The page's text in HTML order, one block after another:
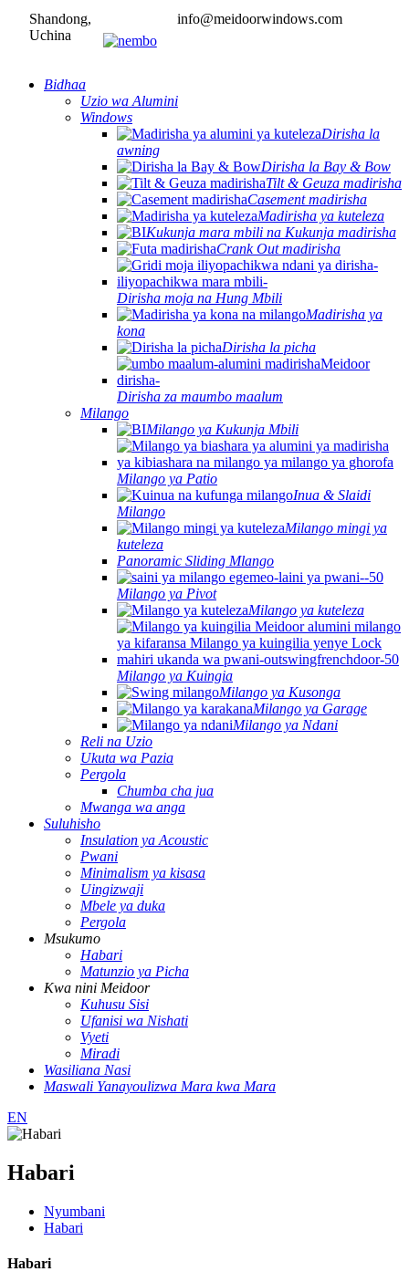
Shandong,
Uchina
info@meidoorwindows.com
Bidhaa
Uzio wa Alumini
Windows
Dirisha la
awning
Dirisha la Bay & Bow
Tilt & Geuza madirisha
Casement madirisha
Madirisha ya kuteleza
Kukunja mara mbili na Kukunja madirisha
Crank Out madirisha
Dirisha moja na Hung Mbili
Madirisha ya
kona
Dirisha la picha
Dirisha za maumbo maalum
Milango
Milango ya Kukunja Mbili
Milango ya Patio
Inua & Slaidi
Milango
Milango mingi ya
kuteleza
Panoramic Sliding Mlango
Milango ya Pivot
Milango ya kuteleza
Milango ya Kuingia
Milango ya Kusonga
Milango ya Garage
Milango ya Ndani
Reli na Uzio
Ukuta wa Pazia
Pergola
Chumba cha jua
Mwanga wa anga
Suluhisho
Insulation ya Acoustic
Pwani
Minimalism ya kisasa
Uingizwaji
Mbele ya duka
Pergola
Msukumo
Habari
Matunzio ya Picha
Kwa nini Meidoor
Kuhusu Sisi
Ufanisi wa Nishati
Vyeti
Miradi
Wasiliana Nasi
Maswali Yanayoulizwa Mara kwa Mara
EN
Habari
Nyumbani
Habari
Habari